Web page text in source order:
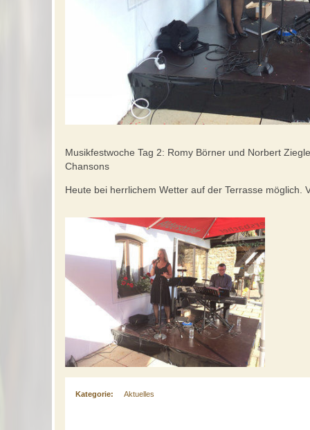
Musikfestwoche Tag 2: Romy Börner und Norbert
Chansons
Heute bei herrlichem Wetter auf der Terrasse möglich.
Kategorie: Aktuelles